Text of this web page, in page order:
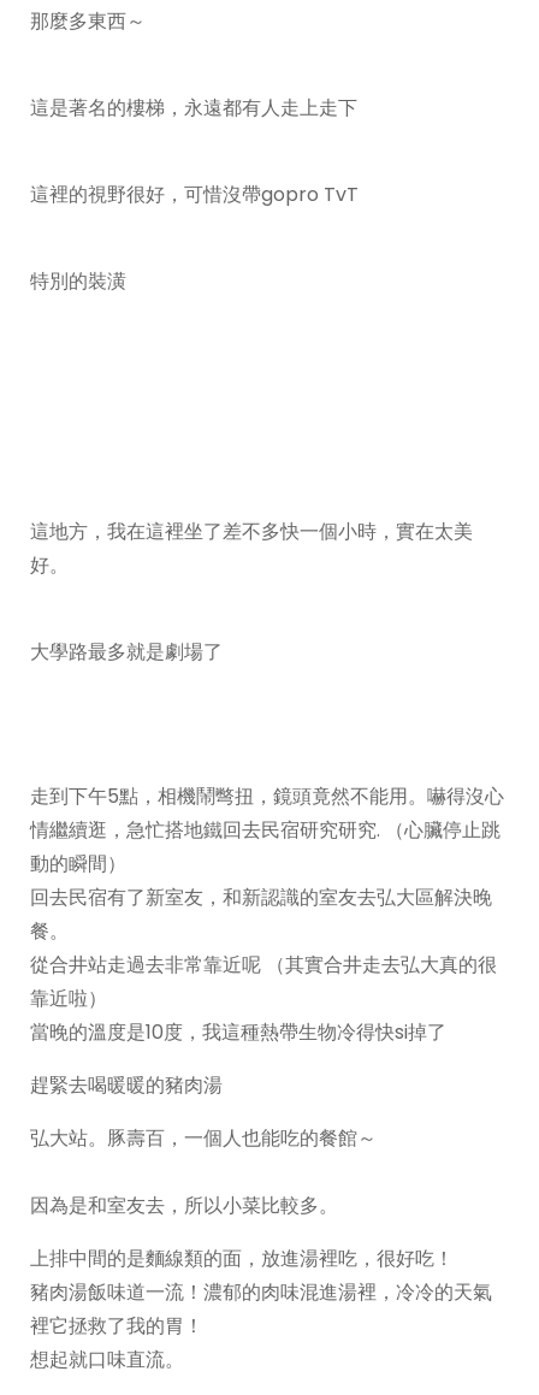
那麼多東西～
這是著名的樓梯，永遠都有人走上走下
這裡的視野很好，可惜沒帶gopro TvT
特別的裝潢
這地方，我在這裡坐了差不多快一個小時，實在太美
好。
大學路最多就是劇場了
走到下午5點，相機鬧彆扭，鏡頭竟然不能用。嚇得沒心
情繼續逛，急忙搭地鐵回去民宿研究研究. （心臟停止跳
動的瞬間）
回去民宿有了新室友，和新認識的室友去弘大區解決晚
餐。
從合井站走過去非常靠近呢 （其實合井走去弘大真的很
靠近啦）
當晚的溫度是10度，我這種熱帶生物冷得快si掉了
趕緊去喝暖暖的豬肉湯
弘大站。豚壽百，一個人也能吃的餐館～
因為是和室友去，所以小菜比較多。
上排中間的是麵線類的面，放進湯裡吃，很好吃！
豬肉湯飯味道一流！濃郁的肉味混進湯裡，冷冷的天氣
裡它拯救了我的胃！
想起就口味直流。